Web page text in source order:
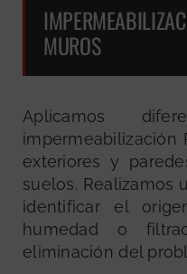
MUROS
Aplicamos
impermeabilización
exteriores y
suelos. Realizamos
identificar el
humedad o
eliminación del